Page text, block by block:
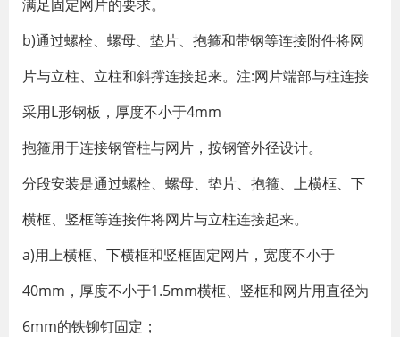
满足固定网片的要求。
b)通过螺栓、螺母、垫片、抱箍和带钢等连接附件将网
片与立柱、立柱和斜撑连接起来。注:网片端部与柱连接
采用L形钢板，厚度不小于4mm
抱箍用于连接钢管柱与网片，按钢管外径设计。
分段安装是通过螺栓、螺母、垫片、抱箍、上横框、下
横框、竖框等连接件将网片与立柱连接起来。
a)用上横框、下横框和竖框固定网片，宽度不小于
40mm，厚度不小于1.5mm横框、竖框和网片用直径为
6mm的铁铆钉固定；